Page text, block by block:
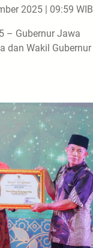
2025 | 09:59 WIB
– Gubernur Jawa
dan Wakil Gubernur